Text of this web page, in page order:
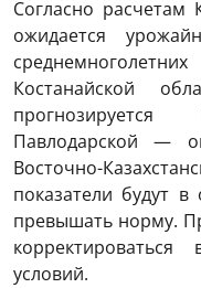
Согласно расчетам
ожидается
Костанайской
Павлодарской —
Восточно-
показатели будут в
превышать норму.
условий.